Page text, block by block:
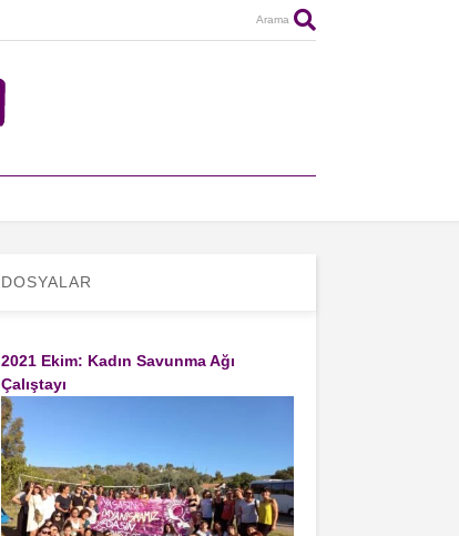
Arama
DOSYALAR
2021 Ekim: Kadın Savunma Ağı
Çalıştayı